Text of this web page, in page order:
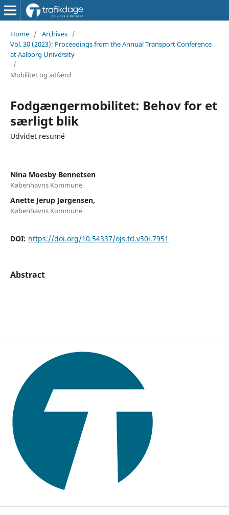
Home / Archives /
Vol. 30 (2023): Proceedings from the Annual Transport Conference
at Aalborg University
/
Mobilitet og adfærd
Fodgængermobilitet: Behov for et
særligt blik
Udvidet resumé
Nina Moesby Bennetsen
Københavns Kommune
Anette Jerup Jørgensen,
Københavns Kommune
DOI: https://doi.org/10.54337/ojs.td.v30i.7951
Abstract